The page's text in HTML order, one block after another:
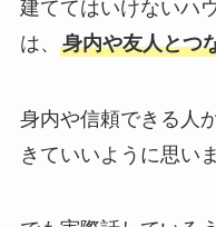
建ててはいけないハ
は、 身内や友人とつ
身内や信頼できる人
きていいように思い